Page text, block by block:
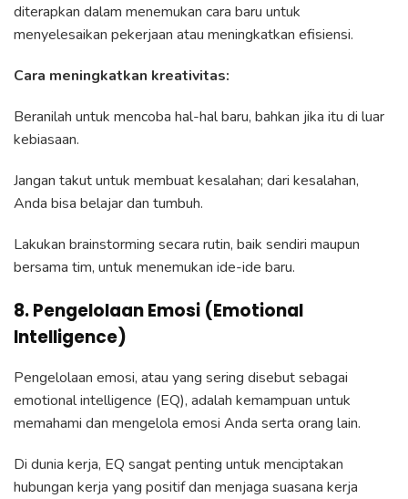
diterapkan dalam menemukan cara baru untuk
menyelesaikan pekerjaan atau meningkatkan efisiensi.
Cara meningkatkan kreativitas:
Beranilah untuk mencoba hal-hal baru, bahkan jika itu di luar
kebiasaan.
Jangan takut untuk membuat kesalahan; dari kesalahan,
Anda bisa belajar dan tumbuh.
Lakukan brainstorming secara rutin, baik sendiri maupun
bersama tim, untuk menemukan ide-ide baru.
8. Pengelolaan Emosi (Emotional
Intelligence)
Pengelolaan emosi, atau yang sering disebut sebagai
emotional intelligence (EQ), adalah kemampuan untuk
memahami dan mengelola emosi Anda serta orang lain.
Di dunia kerja, EQ sangat penting untuk menciptakan
hubungan kerja yang positif dan menjaga suasana kerja